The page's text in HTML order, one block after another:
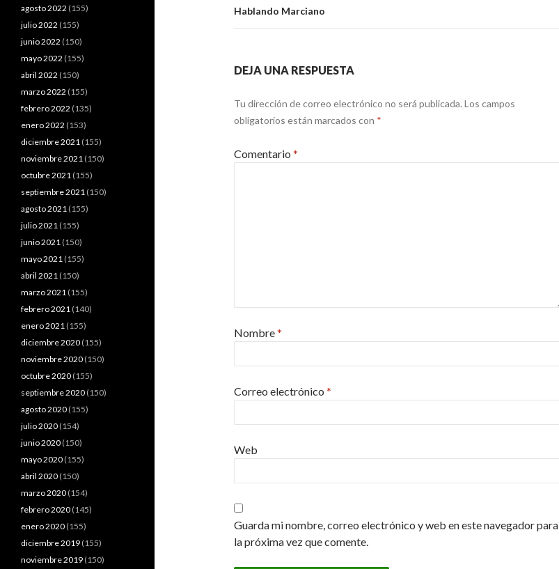
Hablando Marciano
DEJA UNA RESPUESTA
Tu dirección de correo electrónico no será publicada. Los campos
obligatorios están marcados con *
Comentario *
Nombre*
Correo electrónico *
Web
Guarda mi nombre, correo electrónico y web en este navegador para
la próxima vez que comente.
agosto 2022 (155)
julio 2022 (155)
junio 2022 (150)
mayo 2022 (155)
abril 2022 (150)
marzo 2022 (155)
febrero 2022 (135)
enero 2022 (153)
diciembre 2021 (155)
noviembre 2021 (150)
octubre 2021 (155)
septiembre 2021 (150)
agosto 2021 (155)
julio 2021 (155)
junio 2021 (150)
mayo 2021 (155)
abril 2021 (150)
marzo 2021 (155)
febrero 2021 (140)
enero 2021 (155)
diciembre 2020 (155)
noviembre 2020 (150)
octubre 2020 (155)
septiembre 2020 (150)
agosto 2020 (155)
julio 2020 (154)
junio 2020 (150)
mayo 2020 (155)
abril 2020 (150)
marzo 2020 (154)
febrero 2020 (145)
enero 2020 (155)
diciembre 2019 (155)
noviembre 2019 (150)